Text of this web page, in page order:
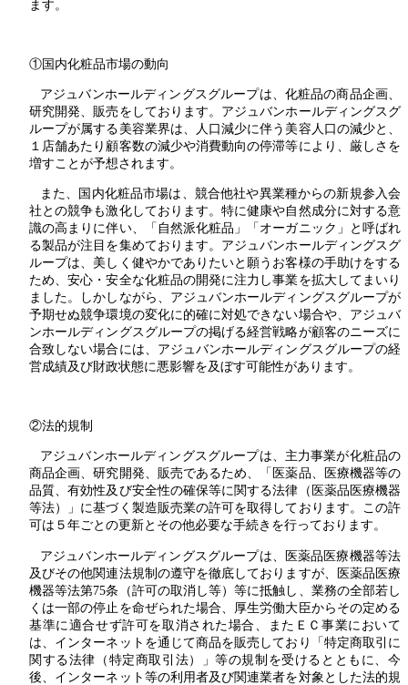
ます。
①国内化粧品市場の動向
アジュバンホールディングスグループは、化粧品の商品企画、
研究開発、販売をしております。アジュバンホールディングスグ
ループが属する美容業界は、人口減少に伴う美容人口の減少と、
１店舗あたり顧客数の減少や消費動向の停滞等により、厳しさを
増すことが予想されます。
また、国内化粧品市場は、競合他社や異業種からの新規参入会
社との競争も激化しております。特に健康や自然成分に対する意
識の高まりに伴い、「自然派化粧品」「オーガニック」と呼ばれ
る製品が注目を集めております。アジュバンホールディングスグ
ループは、美しく健やかでありたいと願うお客様の手助けをする
ため、安心・安全な化粧品の開発に注力し事業を拡大してまいり
ました。しかしながら、アジュバンホールディングスグループが
予期せぬ競争環境の変化に的確に対処できない場合や、アジュバ
ンホールディングスグループの掲げる経営戦略が顧客のニーズに
合致しない場合には、アジュバンホールディングスグループの経
営成績及び財政状態に悪影響を及ぼす可能性があります。
②法的規制
アジュバンホールディングスグループは、主力事業が化粧品の
商品企画、研究開発、販売であるため、「医薬品、医療機器等の
品質、有効性及び安全性の確保等に関する法律（医薬品医療機器
等法）」に基づく製造販売業の許可を取得しております。この許
可は５年ごとの更新とその他必要な手続きを行っております。
アジュバンホールディングスグループは、医薬品医療機器等法
及びその他関連法規制の遵守を徹底しておりますが、医薬品医療
機器等法第75条（許可の取消し等）等に抵触し、業務の全部若し
くは一部の停止を命ぜられた場合、厚生労働大臣からその定める
基準に適合せず許可を取消された場合、またＥＣ事業において
は、インターネットを通じて商品を販売しており「特定商取引に
関する法律（特定商取引法）」等の規制を受けるとともに、今
後、インターネット等の利用者及び関連業者を対象とした法的規